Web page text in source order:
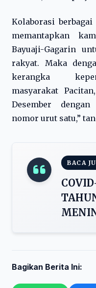
Kolaborasi
memantapkan
Bayuaji-Gagarin
rakyat. Maka
kerangka
masyarakat
Desember
nomor urut satu,”
BACA
Bagikan Berita Ini: